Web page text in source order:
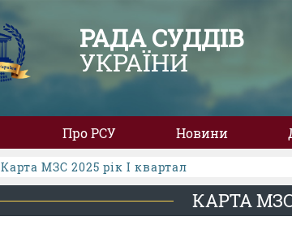
РАДА СУДДІВ
УКРАЇНИ
Про РСУ Новини
МЗС 2025 рік І квартал
КАРТА МЗС